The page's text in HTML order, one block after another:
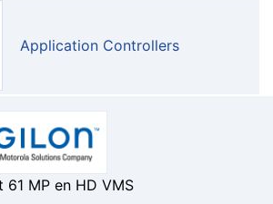
Application Controllers
61 MP en HD VMS